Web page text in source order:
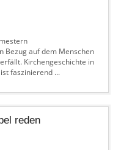
Bezug auf dem Menschen
Kirchengeschichte in
faszinierend ...
reden